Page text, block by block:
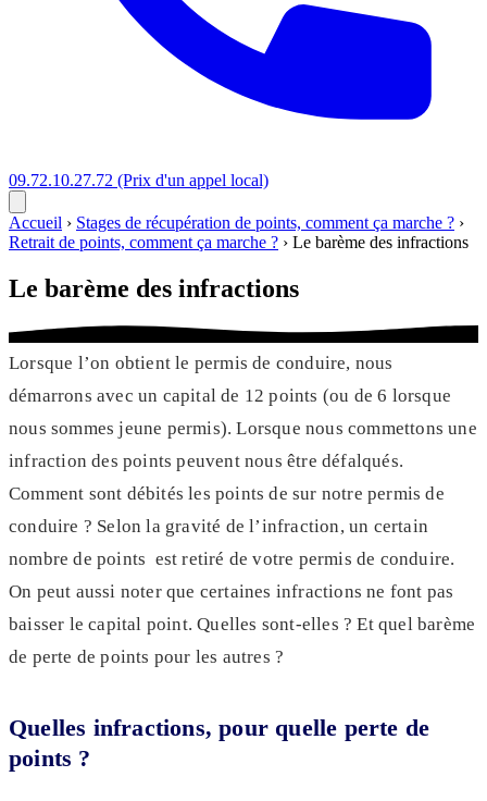
09.72.10.27.72 (Prix d'un appel local)
Accueil › Stages de récupération de points, comment ça marche ? ›
Retrait de points, comment ça marche ? › Le barème des infractions
Le barème des infractions
Lorsque l’on obtient le permis de conduire, nous
démarrons avec un capital de 12 points (ou de 6 lorsque
nous sommes jeune permis). Lorsque nous commettons une
infraction des points peuvent nous être défalqués.
Comment sont débités les points de sur notre permis de
conduire ? Selon la gravité de l’infraction, un certain
nombre de points est retiré de votre permis de conduire.
On peut aussi noter que certaines infractions ne font pas
baisser le capital point. Quelles sont-elles ? Et quel barème
de perte de points pour les autres ?
Quelles infractions, pour quelle perte de
points ?